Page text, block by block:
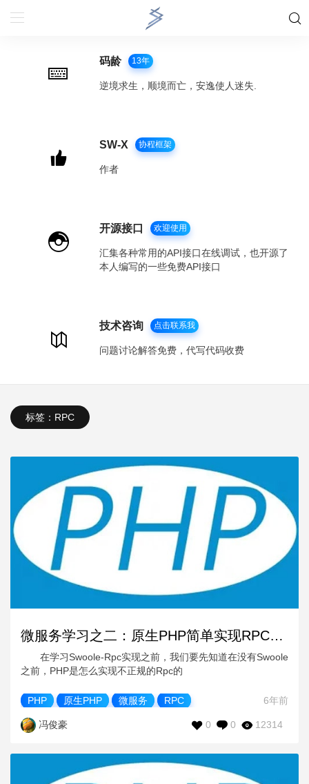
码龄 13年
逆境求生，顺境而亡，安逸使人迷失.
SW-X 协程框架
作者
开源接口 欢迎使用
汇集各种常用的API接口在线调试，也开源了
本人编写的一些免费API接口
技术咨询 点击联系我
问题讨论解答免费，代写代码收费
标签：RPC
微服务学习之二：原生PHP简单实现RPC调用过程
在学习Swoole-Rpc实现之前，我们要先知道在没有Swoole
之前，PHP是怎么实现不正规的Rpc的
PHP 原生PHP 微服务 RPC 6年前
冯俊豪 12314
0
0